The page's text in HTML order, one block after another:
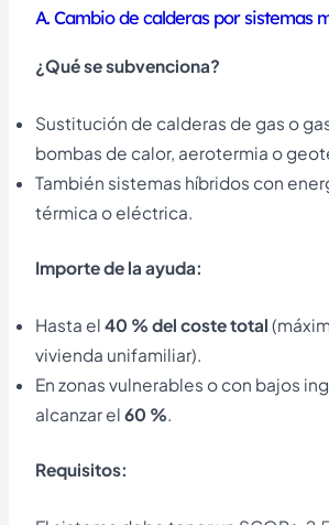
A. Cambio de calderas por sistemas
¿Qué se subvenciona?
Sustitución de calderas de gas o
bombas de calor, aerotermia o
También sistemas híbridos con
térmica o eléctrica.
Importe de la ayuda:
Hasta el40 % del coste total
vivienda unifamiliar).
En zonas vulnerables o con bajos
alcanzar el60 %.
Requisitos: